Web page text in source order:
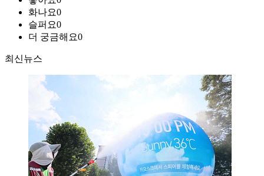
화나요0
슬퍼요0
더 궁금해요0
최신뉴스